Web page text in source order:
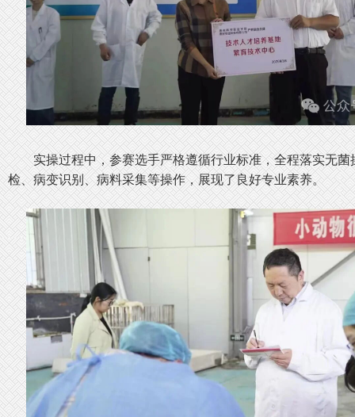
实操过程中，参赛选手严格遵循行业标准，全程落实无
检、病变识别、病料采集等操作，展现了良好专业素养。